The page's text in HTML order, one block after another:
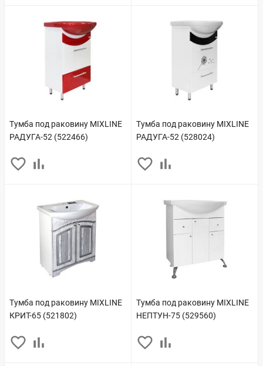
Тумба под раковину MIXLINE
РАДУГА-52 (522466)
Тумба под раковину MIXLINE
РАДУГА-52 (528024)
Тумба под раковину MIXLINE
КРИТ-65 (521802)
Тумба под раковину MIXLINE
НЕПТУН-75 (529560)